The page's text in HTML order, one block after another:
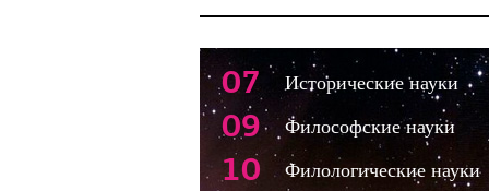
07 Исторические науки
09 Философские науки
10 Филологические науки